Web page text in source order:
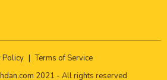
Policy | Terms of Service
2021 - All rights reserved